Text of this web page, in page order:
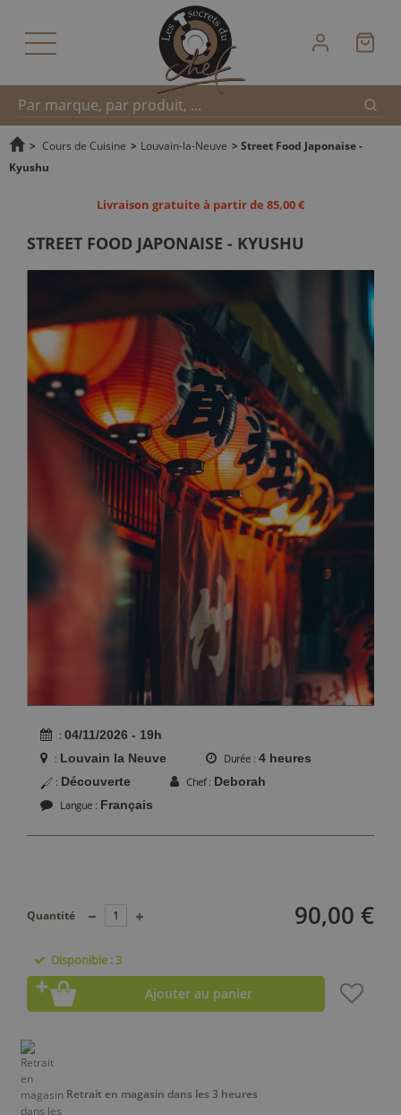
Recherche
> Cours de Cuisine > Louvain-la-Neuve > Street Food Japonaise -
Kyushu
Livraison gratuite à partir de 85,00 €
STREET FOOD JAPONAISE - KYUSHU
04/11/2026 - 19h
Louvain la Neuve
Durée
4 heures
Découverte
Chef Deborah
Langue Français
90,00 €
Quantité
Disponible : 3
Ajouter au panier
Retrait en magasin dans les 3 heures